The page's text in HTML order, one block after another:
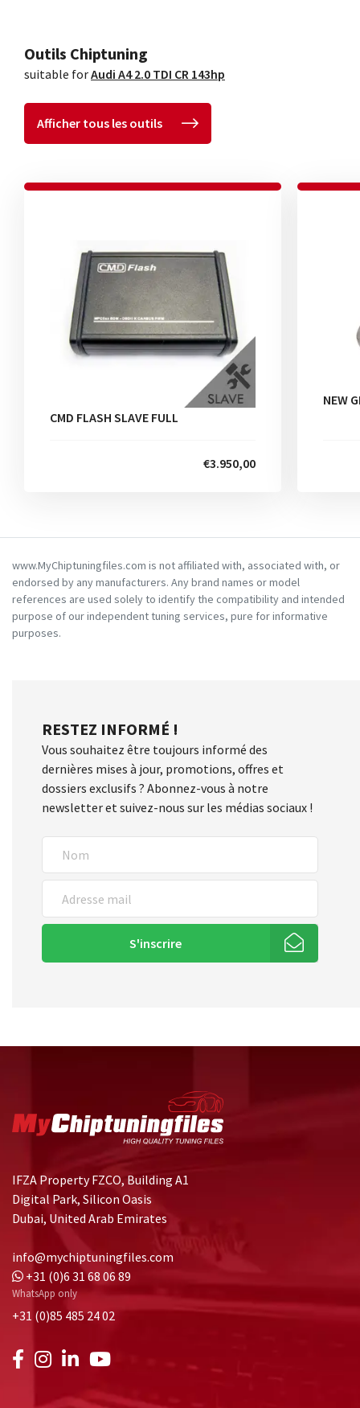
Outils Chiptuning
suitable forAudi A4 2.0 TDI CR 143hp
Afficher tous les outils
CMD FLASH SLAVE FULL
€3.950,00
NEW
www.MyChiptuningfiles.com is not affiliated with, associated with, or
endorsed by any manufacturers. Any brand names or model
references are used solely to identify the compatibility and intended
purpose of our independent tuning services, pure for informative
purposes.
RESTEZ INFORMÉ !
Vous souhaitez être toujours informé des
dernières mises à jour, promotions, offres et
dossiers exclusifs ? Abonnez-vous à notre
newsletter et suivez-nous sur les médias sociaux !
S'inscrire
IFZA Property FZCO, Building A1
Digital Park, Silicon Oasis
Dubai, United Arab Emirates
info@mychiptuningfiles.com
+31 (0)6 31 68 06 89
WhatsApp only
+31 (0)85 485 24 02